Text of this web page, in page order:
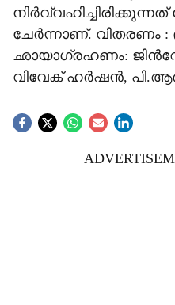
ചേർന്നാണ്. വിതരണം :
ഛായാഗ്രഹണം:
വിവേക് ഹർഷൻ,